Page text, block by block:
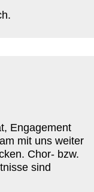
, Engagement
mit uns weiter
Chor- bzw.
sind